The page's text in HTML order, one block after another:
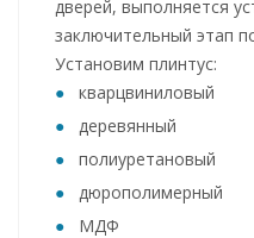
дверей, выполняется
заключительный этап
Установим плинтус:
кварцвиниловый
деревянный
полиуретановый
дюрополимерный
МДФ